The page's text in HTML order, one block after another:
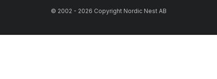
© 2002 - 2026 Copyright Nordic Nest AB